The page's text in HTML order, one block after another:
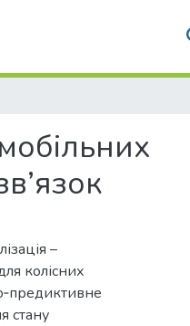
–
колісних
стану